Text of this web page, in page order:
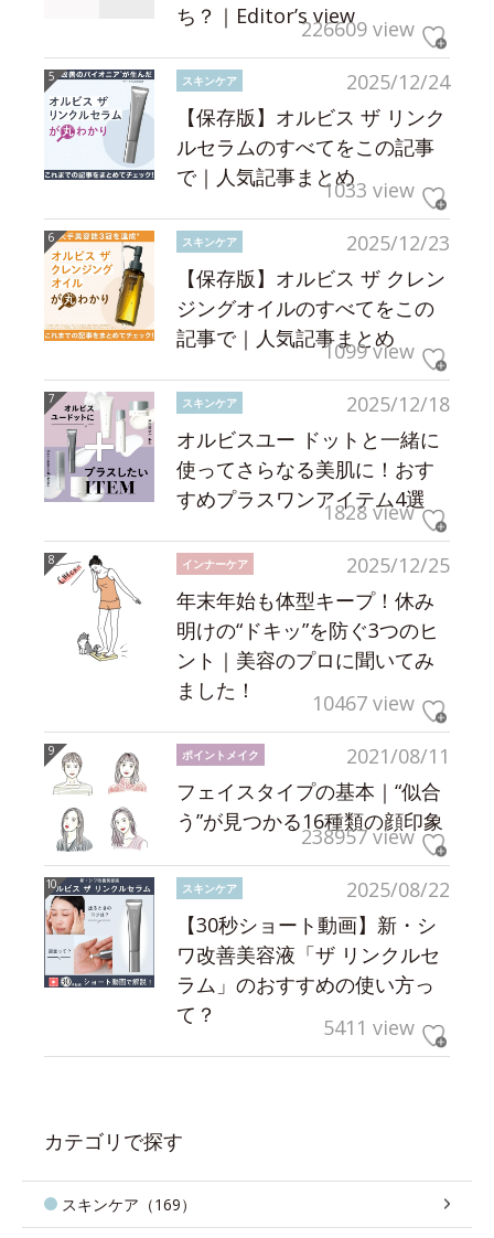
ち？｜Editor’s view226609 view
2025/12/24
スキンケア
【保存版】オルビス ザ リンク
ルセラムのすべてをこの記事
で｜人気記事まとめ1033 view
2025/12/23
スキンケア
【保存版】オルビス ザ クレン
ジングオイルのすべてをこの
記事で｜人気記事まとめ
1099 view
2025/12/18
スキンケア
オルビスユー ドットと一緒に
使ってさらなる美肌に！おす
すめプラスワンアイテム4選
1828 view
2025/12/25
インナーケア
年末年始も体型キープ！休み
明けの“ドキッ”を防ぐ3つのヒ
ント｜美容のプロに聞いてみ
ました！
10467 view
2021/08/11
ポイントメイク
フェイスタイプの基本｜“似合
う”が見つかる16種類の顔印象
238957 view
2025/08/22
スキンケア
【30秒ショート動画】新・シ
ワ改善美容液「ザ リンクルセ
ラム」のおすすめの使い方っ
て？
5411 view
カテゴリで探す
スキンケア（169）